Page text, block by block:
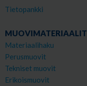
Tietopankki
MUOVIMATERIAALIT
Materiaalihaku
Perusmuovit
Tekniset muovit
Erikoismuovit